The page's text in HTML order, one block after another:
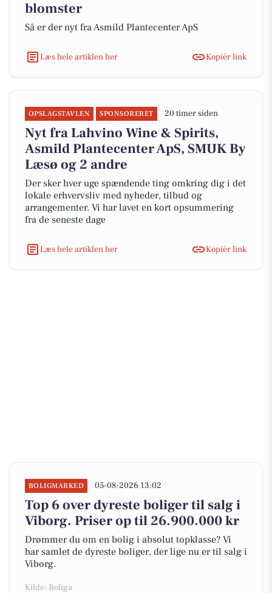
blomster
Så er der nyt fra Asmild Plantecenter ApS
Læs hele artiklen her Kopiér link
OPSLAGSTAVLEN SPONSORERET 20 timer siden
Nyt fra Lahvino Wine & Spirits,
Asmild Plantecenter ApS, SMUK By
Læsø og 2 andre
Der sker hver uge spændende ting omkring dig i det
lokale erhvervsliv med nyheder, tilbud og
arrangementer. Vi har lavet en kort opsummering
fra de seneste dage
Læs hele artiklen her Kopiér link
BOLIGMARKED 05-08-2026 13:02
Top 6 over dyreste boliger til salg i
Viborg. Priser op til 26.900.000 kr
Drømmer du om en bolig i absolut topklasse? Vi
har samlet de dyreste boliger, der lige nu er til salg i
Viborg.
Kilde: Boliga